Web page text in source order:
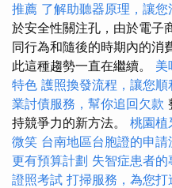
推薦 了解助聽器原理，讓
於安全性關注孔，由於電子
同行為和隨後的時期內的消
此這種趨勢一直在繼續。 美
特色 護照換發流程，讓您順
業討債服務，幫你追回欠款
持競爭力的新方法。 桃園植
微笑 台南地區台胞證的申請
更有預算計劃 失智症患者
證照考試 打掃服務，為您